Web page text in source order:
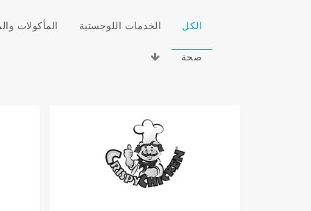
الكل الخدمات اللوجستية المأكولات
صحة